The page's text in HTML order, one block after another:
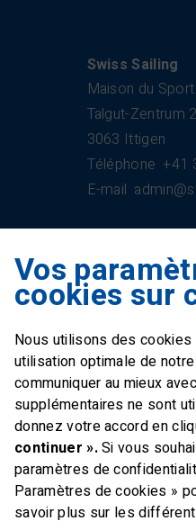
Swiss Sailing
Maison du Sport
Talgut-Zentrum
3063 Ittigen
Téléphone +41
E-mail
Swiss Sailing
Industriestrasse
E-mail
team.ch
Vos
cookies sur
Nous utilisons des cookies
utilisation optimale de
communiquer au mieux
supplémentaires ne sont
donnez votre accord en
continuer ».Si vous
paramètres de
Paramètres de cookies »
savoir plus sur les